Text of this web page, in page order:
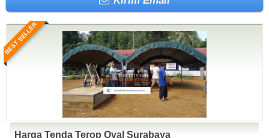
BEST SELLER
Harga Tenda Terop Oval Surabaya